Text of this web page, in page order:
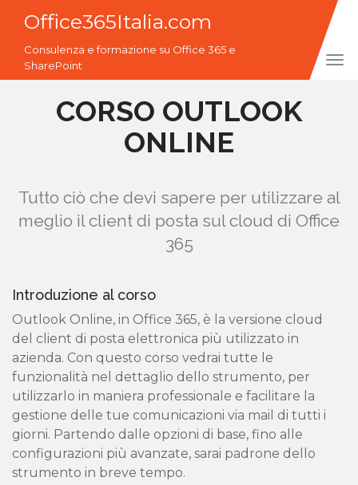
Office365Italia.com
Consulenza e formazione su Office 365 e
SharePoint
CORSO OUTLOOK
ONLINE
Tutto ciò che devi sapere per utilizzare al
meglio il client di posta sul cloud di Office
365
Introduzione al corso
Outlook Online, in Office 365, è la versione cloud
del client di posta elettronica più utilizzato in
azienda. Con questo corso vedrai tutte le
funzionalità nel dettaglio dello strumento, per
utilizzarlo in maniera professionale e facilitare la
gestione delle tue comunicazioni via mail di tutti i
giorni. Partendo dalle opzioni di base, fino alle
configurazioni più avanzate, sarai padrone dello
strumento in breve tempo.